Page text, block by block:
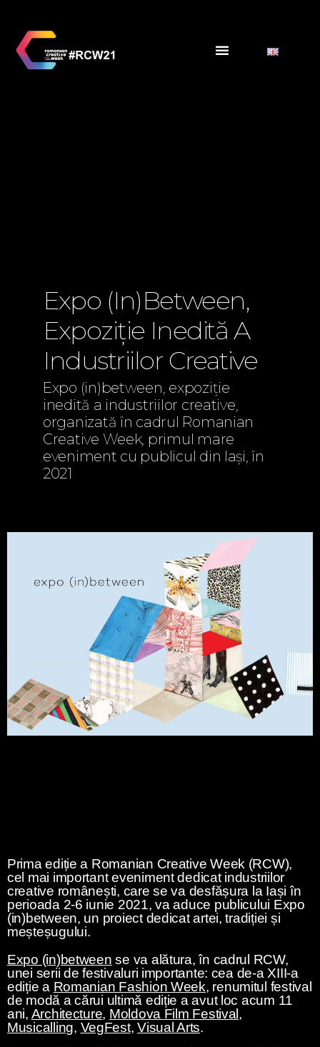
Expo (in)between,
Expoziție Inedită A
Industriilor Creative
Expo (in)between, expoziție
inedită a industriilor creative,
organizată în cadrul Romanian
Creative Week, primul mare
eveniment cu publicul din Iași, în
2021
Prima ediție a Romanian Creative Week (RCW),
cel mai important eveniment dedicat industriilor
creative românești, care se va desfășura la Iași în
perioada 2-6 iunie 2021, va aduce publicului Expo
(in)between, un proiect dedicat artei, tradiției și
meșteșugului.
Expo (in)between se va alătura, în cadrul RCW,
unei serii de festivaluri importante: cea de-a XIII-a
ediție a Romanian Fashion Week, renumitul festival
de modă a cărui ultimă ediție a avut loc acum 11
ani, Architecture, Moldova Film Festival,
Musicalling, VegFest,Visual Arts.